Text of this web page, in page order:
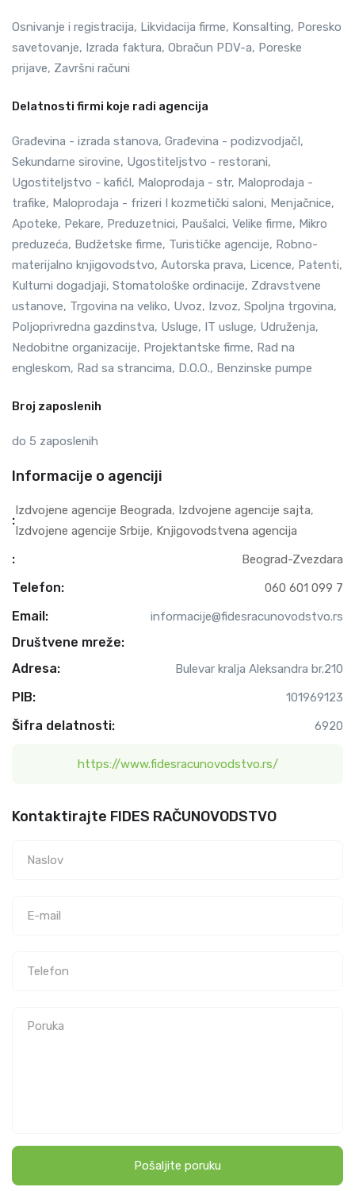
Osnivanje i registracija, Likvidacija firme, Konsalting, Poresko
savetovanje, Izrada faktura, Obračun PDV-a, Poreske
prijave, Završni računi
Delatnosti firmi koje radi agencija
Građevina - izrada stanova, Građevina - podizvodjačI,
Sekundarne sirovine, Ugostiteljstvo - restorani,
Ugostiteljstvo - kafićI, Maloprodaja - str, Maloprodaja -
trafike, Maloprodaja - frizeri I kozmetički saloni, Menjačnice,
Apoteke, Pekare, Preduzetnici, Paušalci, Velike firme, Mikro
preduzeća, Budžetske firme, Turističke agencije, Robno-
materijalno knjigovodstvo, Autorska prava, Licence, Patenti,
Kulturni dogadjaji, Stomatološke ordinacije, Zdravstvene
ustanove, Trgovina na veliko, Uvoz, Izvoz, Spoljna trgovina,
Poljoprivredna gazdinstva, Usluge, IT usluge, Udruženja,
Nedobitne organizacije, Projektantske firme, Rad na
engleskom, Rad sa strancima, D.O.O., Benzinske pumpe
Broj zaposlenih
do 5 zaposlenih
Informacije o agenciji
:
Izdvojene agencije Beograda, Izdvojene agencije sajta,
Izdvojene agencije Srbije, Knjigovodstvena agencija
: Beograd-Zvezdara
Telefon: 060 601 099 7
Email: informacije@fidesracunovodstvo.rs
Društvene mreže:
Adresa:
Bulevar kralja Aleksandra br.210
PIB: 101969123
Šifra delatnosti: 6920
https://www.fidesracunovodstvo.rs/
Kontaktirajte FIDES RAČUNOVODSTVO
Pošaljite poruku